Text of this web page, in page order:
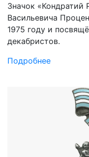
Значок «Кондратий
Васильевича
1975 году и
декабристов.
Подробнее